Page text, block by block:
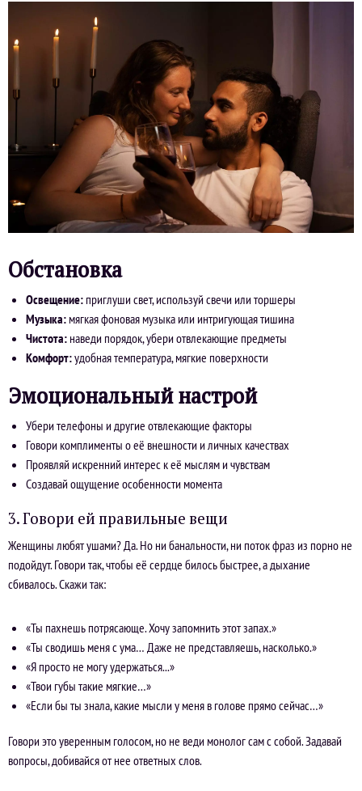
Обстановка
Освещение: приглуши свет, используй свечи или торшеры
Музыка: мягкая фоновая музыка или интригующая тишина
Чистота: наведи порядок, убери отвлекающие предметы
Комфорт:удобная температура, мягкие поверхности
Эмоциональный настрой
Убери телефоны и другие отвлекающие факторы
Говори комплименты о её внешности и личных качествах
Проявляй искренний интерес к её мыслям и чувствам
Создавай ощущение особенности момента
3. Говори ей правильные вещи
Женщины любят ушами? Да. Но ни банальности, ни поток фраз из порно не
подойдут. Говори так, чтобы её сердце билось быстрее, а дыхание
сбивалось. Скажи так:
«Ты пахнешь потрясающе. Хочу запомнить этот запах.»
«Ты сводишь меня с ума… Даже не представляешь, насколько.»
«Я просто не могу удержаться...»
«Твои губы такие мягкие…»
«Если бы ты знала, какие мысли у меня в голове прямо сейчас…»
Говори это уверенным голосом, но не веди монолог сам с собой. Задавай
вопросы, добивайся от нее ответных слов.